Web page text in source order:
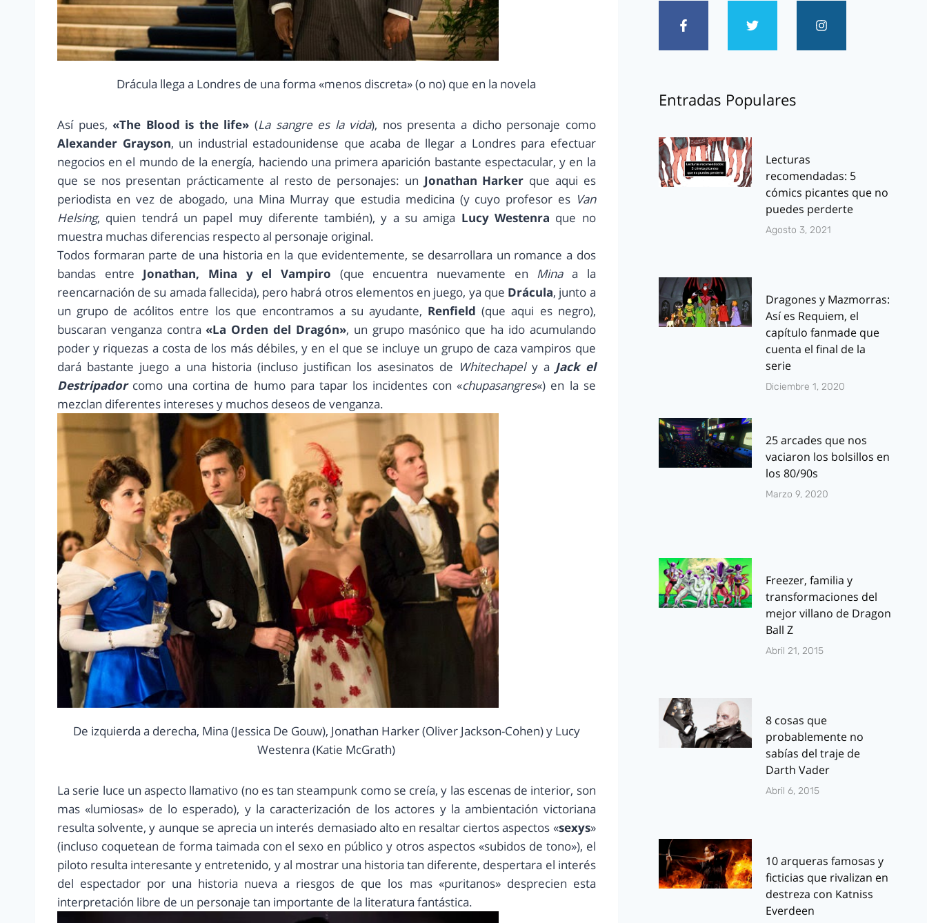
Drácula llega a Londres de una forma «menos discreta» (o no) que en la novela
Así pues,«The Blood is the life» (La sangre es la vida), nos presenta a dicho personaje como
Alexander Grayson, un industrial estadounidense que acaba de llegar a Londres para efectuar
negocios en el mundo de la energía, haciendo una primera aparición bastante espectacular, y en la
que se nos presentan prácticamente al resto de personajes: un Jonathan Harker que aqui es
periodista en vez de abogado, una Mina Murray que estudia medicina (y cuyo profesor es Van
Helsing, quien tendrá un papel muy diferente también), y a su amiga Lucy Westenra que no
muestra muchas diferencias respecto al personaje original.
Todos formaran parte de una historia en la que evidentemente, se desarrollara un romance a dos
bandas entre Jonathan, Mina y el Vampiro (que encuentra nuevamente en Minaa la
reencarnación de su amada fallecida), pero habrá otros elementos en juego, ya que Drácula, junto a
un grupo de acólitos entre los que encontramos a su ayudante, Renfield (que aqui es negro),
buscaran venganza contra«La Orden del Dragón», un grupo masónico que ha ido acumulando
poder y riquezas a costa de los más débiles, y en el que se incluye un grupo de caza vampiros que
dará bastante juego a una historia (incluso justifican los asesinatos de Whitechapely a Jack el
Destripadorcomo una cortina de humo para tapar los incidentes con «chupasangres«) en la se
mezclan diferentes intereses y muchos deseos de venganza.
De izquierda a derecha, Mina (Jessica De Gouw), Jonathan Harker (Oliver Jackson-Cohen) y Lucy
Westenra (Katie McGrath)
La serie luce un aspecto llamativo (no es tan steampunk como se creía, y las escenas de interior, son
mas «lumiosas» de lo esperado), y la caracterización de los actores y la ambientación victoriana
resulta solvente, y aunque se aprecia un interés demasiado alto en resaltar ciertos aspectos «sexys»
(incluso coquetean de forma taimada con el sexo en público y otros aspectos «subidos de tono»), el
piloto resulta interesante y entretenido, y al mostrar una historia tan diferente, despertara el interés
del espectador por una historia nueva a riesgos de que los mas «puritanos» desprecien esta
interpretación libre de un personaje tan importante de la literatura fantástica.
Entradas Populares
Lecturas
recomendadas: 5
cómics picantes que no
puedes perderte
Agosto 3, 2021
Dragones y Mazmorras:
Así es Requiem, el
capítulo fanmade que
cuenta el final de la
serie
Diciembre 1, 2020
25 arcades que nos
vaciaron los bolsillos en
los 80/90s
Marzo 9, 2020
Freezer, familia y
transformaciones del
mejor villano de Dragon
Ball Z
Abril 21, 2015
8 cosas que
probablemente no
sabías del traje de
Darth Vader
Abril 6, 2015
10 arqueras famosas y
ficticias que rivalizan en
destreza con Katniss
Everdeen